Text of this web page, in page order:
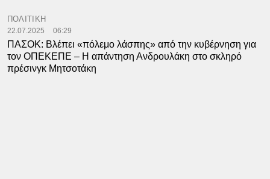
ΠΟΛΙΤΙΚΗ
22.07.2025 06:29
ΠΑΣΟΚ: Βλέπει «πόλεμο λάσπης» από την κυβέρνηση για
τον ΟΠΕΚΕΠΕ – Η απάντηση Ανδρουλάκη στο σκληρό
πρέσινγκ Μητσοτάκη